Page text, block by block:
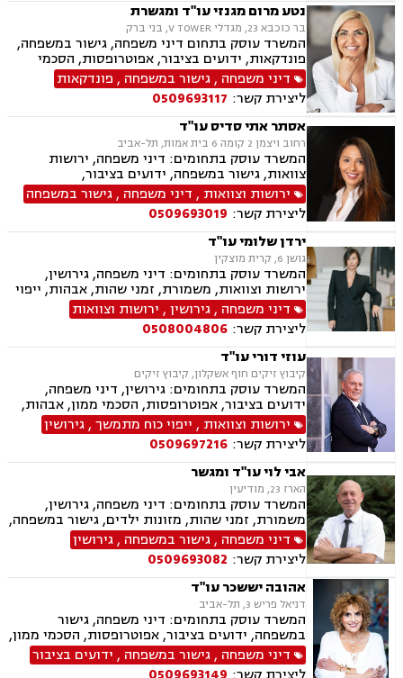
נטע מרום מגנזי עו"ד ומגשרת
בר כוכבא 23, מגדלי V TOWER, בני ברק
המשרד עוסק בתחום דיני משפחה, גישור במשפחה,
פונדקאות, ידועים בציבור, אפוטרופסות, הסכמי
ממון, אבהות, מזונות, משמורת, גירושין, הורות חד
מינית, נישואים אזרחיים, חוק הנוער, אימוץ, חלוקת
רכוש, מעמד אישי, זמני שהות, אומנה, ניכור הורי,
העברה בין דורית, ירושות וצוואות, ייפוי כוח מתמשך
דיני משפחה ,גישור במשפחה , פונדקאות
ליצירת קשר: 0509693117
אסתר אתי סדיס עו"ד
רחוב ויצמן 2 קומה 6 בית אמות, תל-אביב
המשרד עוסק בתחומים: דיני משפחה, ירושות
צוואות, גישור במשפחה, ידועים בציבור,
אפוטרופסות, הסכמי ממון, אבהות , מזונות,
משמורת, גירושין, חוק הנוער, אימוץ , חלוקת רכוש,
מעמד אישי, זמני שהות, אומנה, ניכור הורי, העברה
בין דורית
ירושות וצוואות , דיני משפחה ,גישור במשפחה
ליצירת קשר: 0509693019
ירדן שלומי עו"ד
גושן 6, קרית מוצקין
המשרד עוסק בתחומים: דיני משפחה, גירושין,
ירושות וצוואות, משמורת, זמני שהות, אבהות, ייפוי
כוח מתמשך, ידועים בציבור, מזונות, חלוקת רכוש,
ניכור הורי, אפוטרופסות, הסכמי ממון, נישואים
אזרחיים
דיני משפחה ,גירושין, ירושות וצוואות
ליצירת קשר: 0508004806
עוזי דורי עו"ד
קיבוץ זיקים חוף אשקלון, קיבוץ זיקים
המשרד עוסק בתחומים: גירושין, דיני משפחה,
ידועים בציבור, אפוטרופסות, הסכמי ממון, אבהות,
מזונות, משמורת, חלוקת רכוש, מעמד אישי, זמני
שהות, ניכור הורי, ירושות וצוואות, ייפוי כוח מתמשך,
דיני חוזים, עסקאות מכר דירה, פינוי מושכר, נחלות
ומשקים במושבים, העברה בין דורית
ירושות וצוואות , ייפוי כוח מתמשך,גירושין
ליצירת קשר: 0509697216
אבי לוי עו"ד ומגשר
הארז 23, מודיעין
המשרד עוסק בתחומים: דיני משפחה, גירושין,
משמורת, זמני שהות, מזונות ילדים, גישור במשפחה,
ניכור הורי, פירוק שיתוף, ייצוג בבית דין רבני "גיטין",
הסכמי ממון, אפוטרופסות, ייפוי כוח מתמשך, ירושות
וצוואות, העברה בין דורית, הסכם ידועים בציבור,
מקרקעין ונדל"ן, עסקאות מכר דירה, פינוי מושכר,
ליקויי בניה
דיני משפחה ,גישור במשפחה ,גירושין
ליצירת קשר: 0509693082
אהובה יששכר עו"ד
דניאל פריש 3, תל-אביב
המשרד עוסק בתחומים: דיני משפחה, גישור
במשפחה, ידועים בציבור, אפוטרופסות, הסכמי ממון,
אבהות, מזונות, משמורת, גירושין, הורות חד מינית,
נישואים אזרחיים, אימוץ, חלוקת רכוש, מעמד אישי,
דיני משפחה ,גישור במשפחה , ידועים בציבור